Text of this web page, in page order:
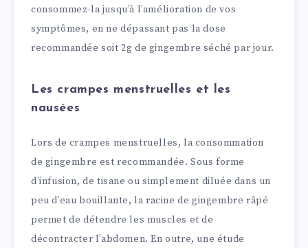
consommez-la jusqu’à l’amélioration de vos
symptômes, en ne dépassant pas la dose
recommandée soit 2g de gingembre séché par jour.
Les crampes menstruelles et les
nausées
Lors de crampes menstruelles, la consommation
de gingembre est recommandée. Sous forme
d’infusion, de tisane ou simplement diluée dans un
peu d’eau bouillante, la racine de gingembre râpé
permet de détendre les muscles et de
décontracter l’abdomen. En outre, une étude